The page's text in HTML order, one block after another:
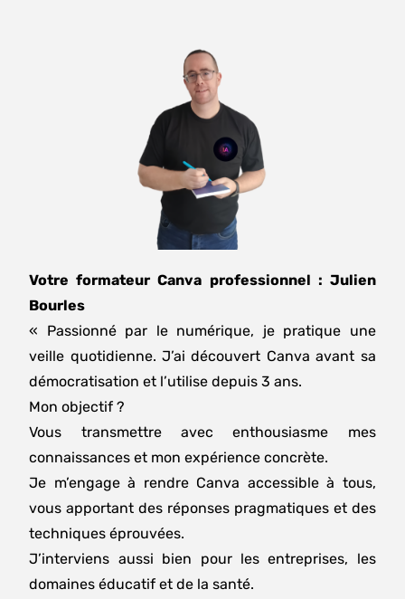
Votre formateur Canva professionnel : Julien
Bourles
« Passionné par le numérique, je pratique une
veille quotidienne. J’ai découvert Canva avant sa
démocratisation et l’utilise depuis 3 ans.
Mon objectif ?
Vous transmettre avec enthousiasme mes
connaissances et mon expérience concrète.
Je m’engage à rendre Canva accessible à tous,
vous apportant des réponses pragmatiques et des
techniques éprouvées.
J’interviens aussi bien pour les entreprises, les
domaines éducatif et de la santé.